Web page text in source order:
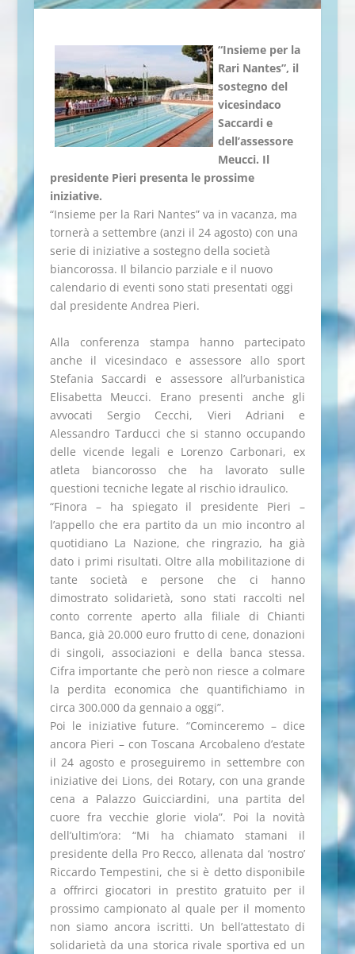
“Insieme per la
Rari Nantes”, il
sostegno del
vicesindaco
Saccardi e
dell’assessore
Meucci. Il
presidente Pieri presenta le prossime
iniziative.
“Insieme per la Rari Nantes” va in vacanza, ma
tornerà a settembre (anzi il 24 agosto) con una
serie di iniziative a sostegno della società
biancorossa. Il bilancio parziale e il nuovo
calendario di eventi sono stati presentati oggi
dal presidente Andrea Pieri.
Alla conferenza stampa hanno partecipato
anche il vicesindaco e assessore allo sport
Stefania Saccardi e assessore all’urbanistica
Elisabetta Meucci. Erano presenti anche gli
avvocati Sergio Cecchi, Vieri Adriani e
Alessandro Tarducci che si stanno occupando
delle vicende legali e Lorenzo Carbonari, ex
atleta biancorosso che ha lavorato sulle
questioni tecniche legate al rischio idraulico.
“Finora – ha spiegato il presidente Pieri –
l’appello che era partito da un mio incontro al
quotidiano La Nazione, che ringrazio, ha già
dato i primi risultati. Oltre alla mobilitazione di
tante società e persone che ci hanno
dimostrato solidarietà, sono stati raccolti nel
conto corrente aperto alla filiale di Chianti
Banca, già 20.000 euro frutto di cene, donazioni
di singoli, associazioni e della banca stessa.
Cifra importante che però non riesce a colmare
la perdita economica che quantifichiamo in
circa 300.000 da gennaio a oggi”.
Poi le iniziative future. “Cominceremo – dice
ancora Pieri – con Toscana Arcobaleno d’estate
il 24 agosto e proseguiremo in settembre con
iniziative dei Lions, dei Rotary, con una grande
cena a Palazzo Guicciardini, una partita del
cuore fra vecchie glorie viola”. Poi la novità
dell’ultim’ora: “Mi ha chiamato stamani il
presidente della Pro Recco, allenata dal ‘nostro’
Riccardo Tempestini, che si è detto disponibile
a offrirci giocatori in prestito gratuito per il
prossimo campionato al quale per il momento
non siamo ancora iscritti. Un bell’attestato di
solidarietà da una storica rivale sportiva ed un